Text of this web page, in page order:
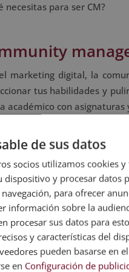
necesitas para ser CM?
marketing digital, la
tus habilidades y
académico con asignaturas
community
las redes socialesde
de sus datos
socios utilizamos cookies
dispositivo y procesar datos
para ofrecer
información sobre la
procesar sus datos para
y características del
pueden basarse en
en Configuración de